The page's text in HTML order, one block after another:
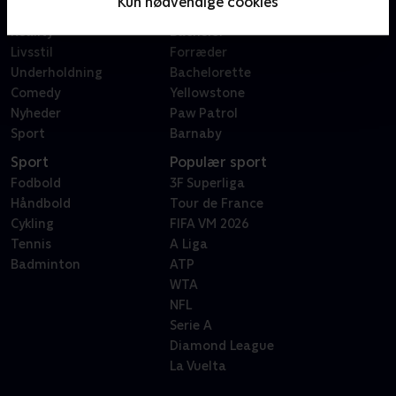
Reality
Livsstil
Underholdning
Comedy
Nyheder
Sport
X Factor
Bachelor
Forræder
Bachelorette
Yellowstone
Paw Patrol
Barnaby
Sport
Fodbold
Håndbold
Cykling
Tennis
Badminton
Populær sport
3F Superliga
Tour de France
FIFA VM 2026
A Liga
ATP
WTA
NFL
Serie A
Diamond League
La Vuelta